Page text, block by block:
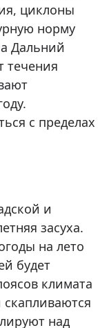
циклоны
норму
Дальний
течения
с пределах
и
засуха.
на лето
будет
климата
скапливаются
над